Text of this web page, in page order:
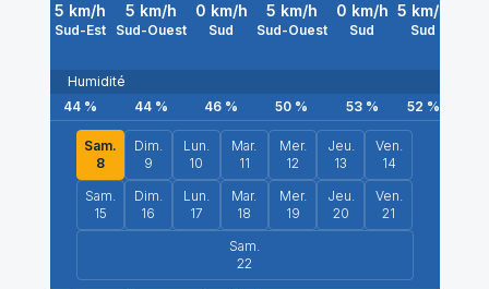
5 km/h
Sud-Est
5 km/h
Sud-Ouest
0 km/h
Sud
5 km/h
Sud-Ouest
0 km/h
Sud
5 km/h
Sud
Humidité
44 % 44% 46 % 50 % 53% 52 %
Sam.
8
Dim.
9
Lun.
10
Mar.
11
Mer.
12
Jeu.
13
Ven.
14
Sam.
15
Dim.
16
Lun.
17
Mar.
18
Mer.
19
Jeu.
20
Ven.
21
Sam.
22